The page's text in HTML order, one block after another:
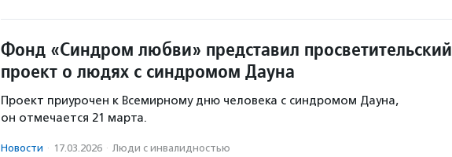
Фонд «Синдром любви» представил просветительский
проект о людях с синдромом Дауна
Проект приурочен к Всемирному дню человека с синдромом Дауна,
он отмечается 21 марта.
Новости · 17.03.2026 · Люди с инвалидностью